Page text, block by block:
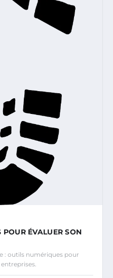
ÉVALUER SON
: outils numériques pour